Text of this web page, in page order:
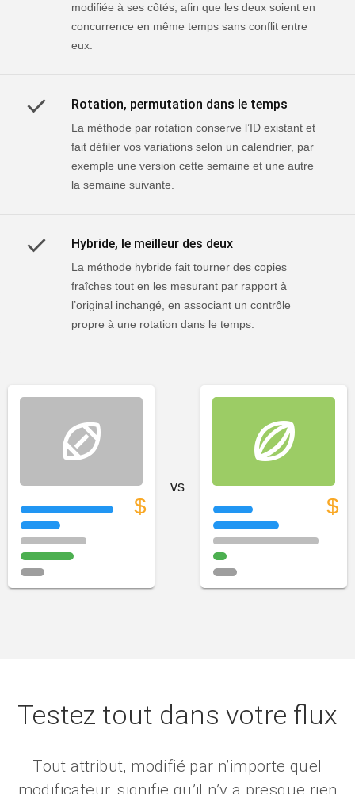
modifiée à ses côtés, afin que les deux soient en
concurrence en même temps sans conflit entre
eux.
Rotation, permutation dans le temps
La méthode par rotation conserve l’ID existant et
fait défiler vos variations selon un calendrier, par
exemple une version cette semaine et une autre
la semaine suivante.
Hybride, le meilleur des deux
La méthode hybride fait tourner des copies
fraîches tout en les mesurant par rapport à
l’original inchangé, en associant un contrôle
propre à une rotation dans le temps.
sports_football
$
vs
sports_rugby
$
Testez tout dans votre flux
Tout attribut, modifié par n’importe quel
modificateur, signifie qu’il n’y a presque rien